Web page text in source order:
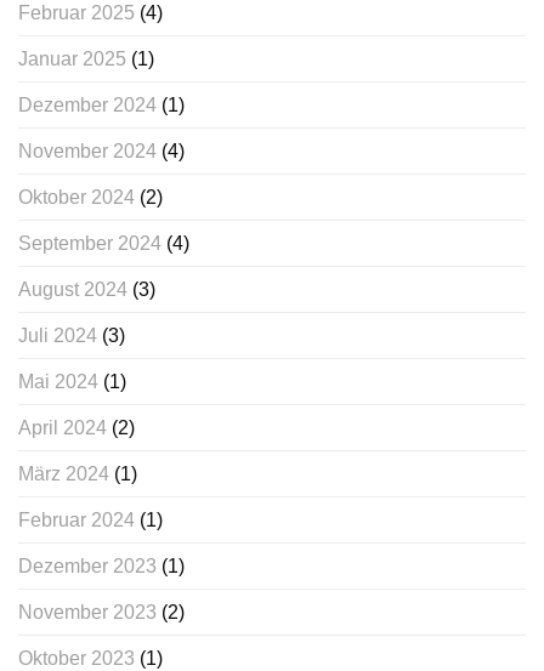
Februar 2025 (4)
Januar 2025 (1)
Dezember 2024 (1)
November 2024 (4)
Oktober 2024 (2)
September 2024 (4)
August 2024 (3)
Juli 2024 (3)
Mai 2024 (1)
April 2024 (2)
März 2024 (1)
Februar 2024 (1)
Dezember 2023 (1)
November 2023 (2)
Oktober 2023 (1)